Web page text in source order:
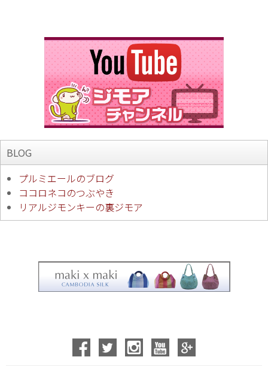
BLOG
プルミエールのブログ
ココロネコのつぶやき
リアルジモンキーの裏ジモア